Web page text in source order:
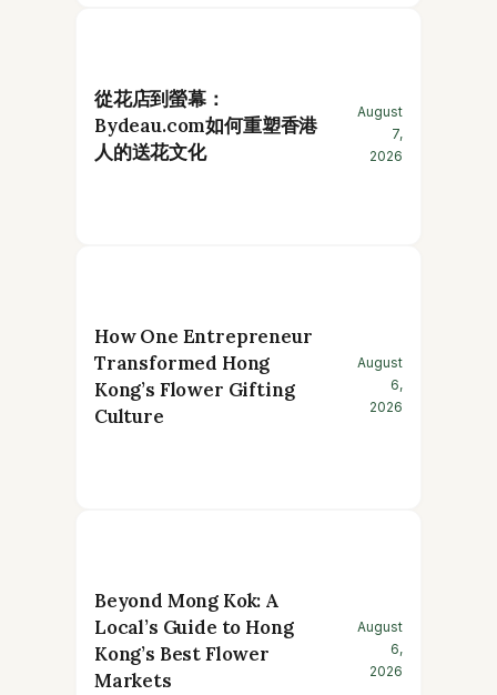
從花店到螢幕：
Bydeau.com如何重塑香港
人的送花文化
August
7,
2026
How One Entrepreneur
Transformed Hong
Kong’s Flower Gifting
Culture
August
6,
2026
Beyond Mong Kok: A
Local’s Guide to Hong
Kong’s Best Flower
Markets
August
6,
2026